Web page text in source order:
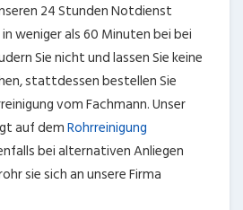
24 Stunden Notdienst
weniger als 60 Minuten bei bei
Sie nicht und lassen Sie keine
stattdessen bestellen Sie
vom Fachmann. Unser
auf demRohrreinigung
bei alternativen Anliegen
sie sich an unsere Firma